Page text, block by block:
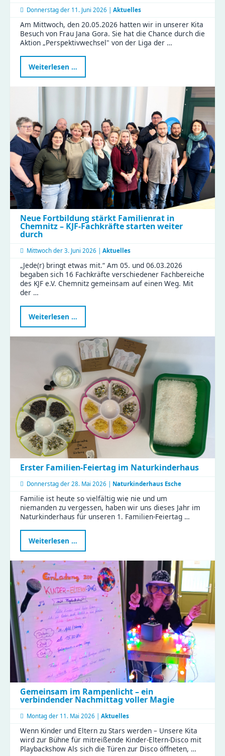
Donnerstag der 11. Juni 2026 | Aktuelles
Am Mittwoch, den 20.05.2026 hatten wir in unserer Kita
Besuch von Frau Jana Gora. Sie hat die Chance durch die
Aktion „Perspektivwechsel" von der Liga der …
Weiterlesen …
Jana
Gora
Alltag
hautnah
beim
Perspektivwechsel
in
Wittgensdorf
Neue Fortbildung stärkt Familienrat in
Chemnitz – KJF-Fachkräfte starten weiter
durch
Mittwoch der 3. Juni 2026 | Aktuelles
„Jede(r) bringt etwas mit.“ Am 05. und 06.03.2026
begaben sich 16 Fachkräfte verschiedener Fachbereiche
des KJF e.V. Chemnitz gemeinsam auf einen Weg. Mit
der …
Weiterlesen …
Fortbildung
Familienrat
in
Chemnitz
–
KJF-
Fachkräfte
starten
weiter
durch
Erster Familien-Feiertag im Naturkinderhaus
Donnerstag der 28. Mai 2026 | Naturkinderhaus Esche
Familie ist heute so vielfältig wie nie und um
niemanden zu vergessen, haben wir uns dieses Jahr im
Naturkinderhaus für unseren 1. Familien-Feiertag …
Weiterlesen …
Familien-
Feiertag
im
Naturkinderhaus
Gemeinsam im Rampenlicht – ein
verbindender Nachmittag voller Magie
Montag der 11. Mai 2026 | Aktuelles
Wenn Kinder und Eltern zu Stars werden – Unsere Kita
wird zur Bühne für mitreißende Kinder-Eltern-Disco mit
Playbackshow Als sich die Türen zur Disco öffneten, …